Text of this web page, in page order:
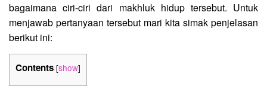
bagaimana ciri-ciri dari makhluk hidup tersebut. Untuk
menjawab pertanyaan tersebut mari kita simak penjelasan
berikut ini:
Contents [show]